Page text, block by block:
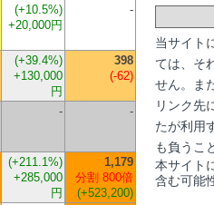
(+10.5%)
+20,000円
-
(+39.4%)
+130,000
円
398
(-62)
- -
(+211.1%)
+285,000
円
1,179
分割 800倍
(+523,200)
当サイト
ては、そ
せん。ま
リンク先
たが利用
も負うこ
本サイト
含む可能